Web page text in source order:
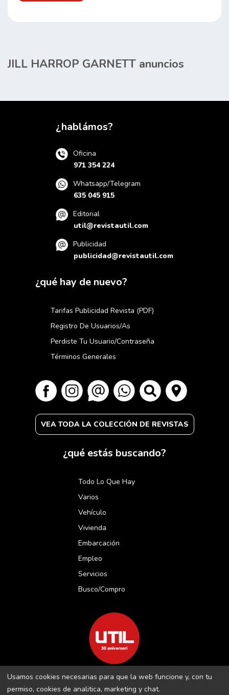
Usamos cookies necesarias para que la web funcione y, con tu
permiso, cookies de analitica, marketing y chat.
JILL HARROP GARNETT anuncios
¿hablámos?
Oficina
971 354 224
Whatsapp/Telegram
635 045 915
Editorial
util@revistautil.com
Publicidad
publicidad@revistautil.com
¿qué hay de nuevo?
Tarifas Publicidad Revista (PDF)
Registro De Usuarios/as
Perdiste Tu Usuario/contraseña
Términos Generales
VEA TODA LA COLECCIÓN DE REVISTAS
¿qué estás buscando?
Todo Lo Que Hay
Varios
Vehículo
Vivienda
Embarcación
Empleo
Servicios
Busco/compro
REVISTA UTIL MENORCA S.L C/ BORJA MOLL, 18 · 07703 MAÓ-